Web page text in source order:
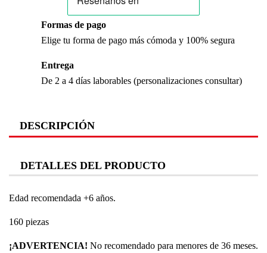
Formas de pago
Elige tu forma de pago más cómoda y 100% segura
Entrega
De 2 a 4 días laborables (personalizaciones consultar)
DESCRIPCIÓN
DETALLES DEL PRODUCTO
Edad recomendada +6 años.
160 piezas
¡ADVERTENCIA! No recomendado para menores de 36 meses.